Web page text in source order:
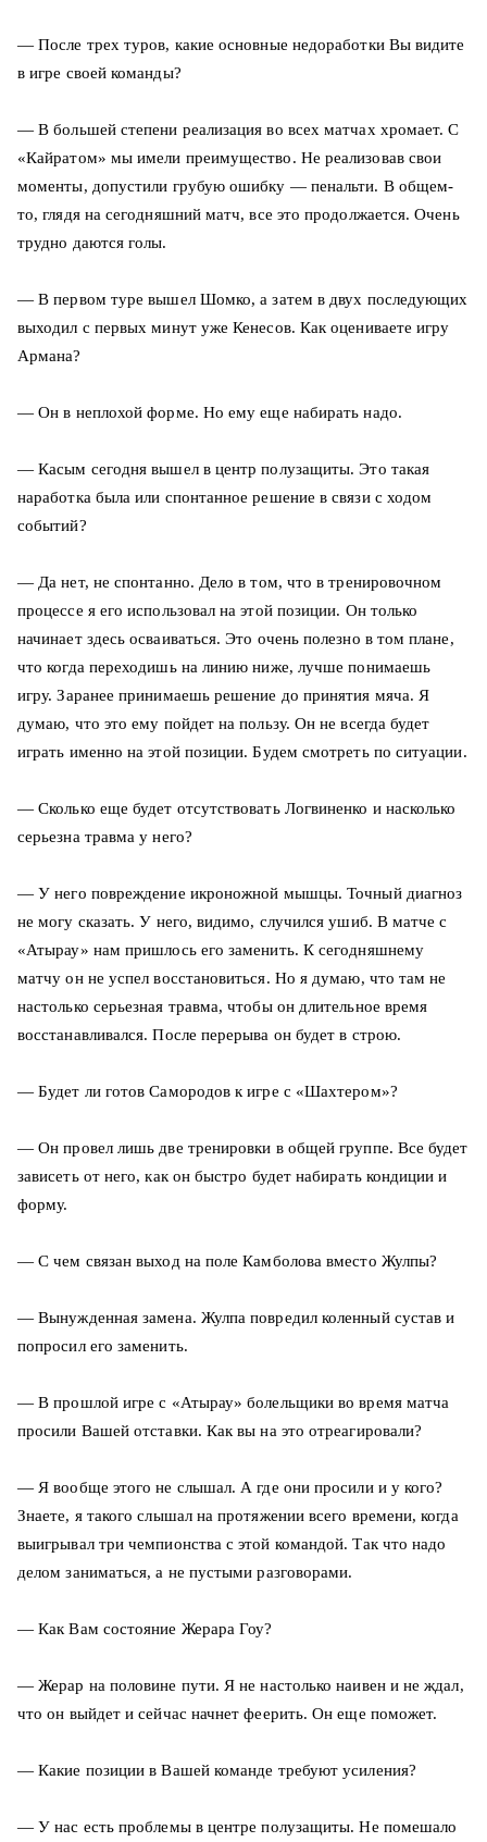
— После трех туров, какие основные недоработки Вы видите
в игре своей команды?
— В большей степени реализация во всех матчах хромает. С
«Кайратом» мы имели преимущество. Не реализовав свои
моменты, допустили грубую ошибку — пенальти. В общем-
то, глядя на сегодняшний матч, все это продолжается. Очень
трудно даются голы.
— В первом туре вышел Шомко, а затем в двух последующих
выходил с первых минут уже Кенесов. Как оцениваете игру
Армана?
— Он в неплохой форме. Но ему еще набирать надо.
— Касым сегодня вышел в центр полузащиты. Это такая
наработка была или спонтанное решение в связи с ходом
событий?
— Да нет, не спонтанно. Дело в том, что в тренировочном
процессе я его использовал на этой позиции. Он только
начинает здесь осваиваться. Это очень полезно в том плане,
что когда переходишь на линию ниже, лучше понимаешь
игру. Заранее принимаешь решение до принятия мяча. Я
думаю, что это ему пойдет на пользу. Он не всегда будет
играть именно на этой позиции. Будем смотреть по ситуации.
— Сколько еще будет отсутствовать Логвиненко и насколько
серьезна травма у него?
— У него повреждение икроножной мышцы. Точный диагноз
не могу сказать. У него, видимо, случился ушиб. В матче с
«Атырау» нам пришлось его заменить. К сегодняшнему
матчу он не успел восстановиться. Но я думаю, что там не
настолько серьезная травма, чтобы он длительное время
восстанавливался. После перерыва он будет в строю.
— Будет ли готов Самородов к игре с «Шахтером»?
— Он провел лишь две тренировки в общей группе. Все будет
зависеть от него, как он быстро будет набирать кондиции и
форму.
— С чем связан выход на поле Камболова вместо Жулпы?
— Вынужденная замена. Жулпа повредил коленный сустав и
попросил его заменить.
— В прошлой игре с «Атырау» болельщики во время матча
просили Вашей отставки. Как вы на это отреагировали?
— Я вообще этого не слышал. А где они просили и у кого?
Знаете, я такого слышал на протяжении всего времени, когда
выигрывал три чемпионства с этой командой. Так что надо
делом заниматься, а не пустыми разговорами.
— Как Вам состояние Жерара Гоу?
— Жерар на половине пути. Я не настолько наивен и не ждал,
что он выйдет и сейчас начнет феерить. Он еще поможет.
— Какие позиции в Вашей команде требуют усиления?
— У нас есть проблемы в центре полузащиты. Не помешало